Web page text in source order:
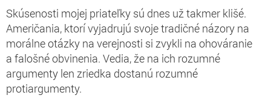
Skúsenosti mojej priateľky sú dnes už takmer klišé.
Američania, ktorí vyjadrujú svoje tradičné názory na
morálne otázky na verejnosti si zvykli na ohováranie
a falošné obvinenia. Vedia, že na ich rozumné
argumenty len zriedka dostanú rozumné
protiargumenty.